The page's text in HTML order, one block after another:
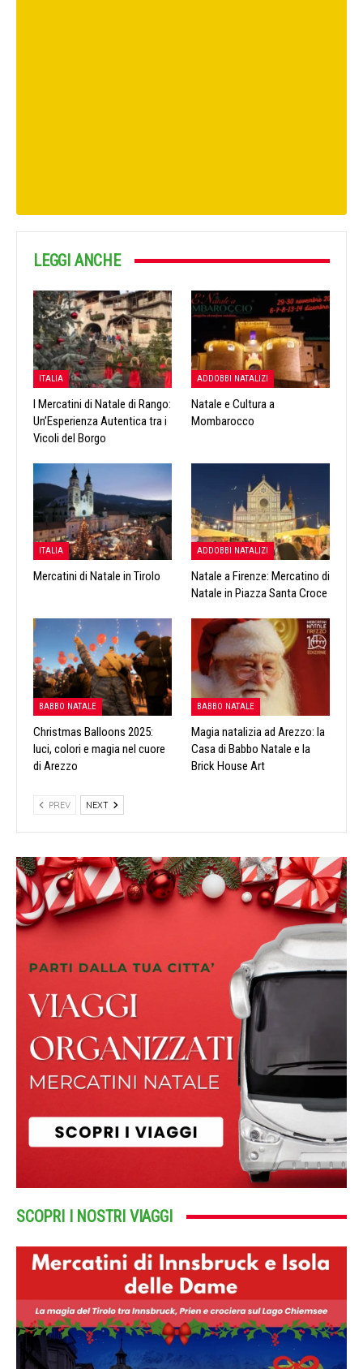
LEGGI ANCHE
ITALIA
I Mercatini di Natale di Rango:
Un’Esperienza Autentica tra i
Vicoli del Borgo
ADDOBBI NATALIZI
Natale e Cultura a
Mombarocco
ITALIA
Mercatini di Natale in Tirolo
ADDOBBI NATALIZI
Natale a Firenze: Mercatino di
Natale in Piazza Santa Croce
BABBO NATALE
Christmas Balloons 2025:
luci, colori e magia nel cuore
di Arezzo
BABBO NATALE
Magia natalizia ad Arezzo: la
Casa di Babbo Natale e la
Brick House Art
PREV NEXT
SCOPRI I NOSTRI VIAGGI